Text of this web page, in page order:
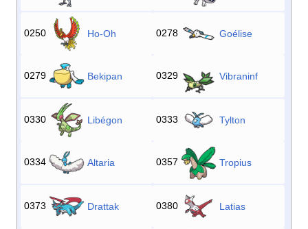
0250 Ho-Oh 0278 Goélise
0279 Bekipan 0329 Vibraninf
0330 Libégon 0333 Tylton
0334 Altaria 0357 Tropius
0373 Drattak 0380 Latias